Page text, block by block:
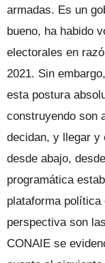
armadas. Es un
bueno, ha habido
electorales en
2021. Sin
esta postura
construyendo son
decidan, y llegar y
desde abajo,
programática
plataforma política
perspectiva son
CONAIE se